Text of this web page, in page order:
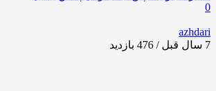
0
azhdari
7 سال قبل / 476
بازدید